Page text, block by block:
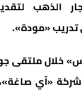
الذهب
تدريب «مودة».
خلال ملتقى
«آي صاغة»،